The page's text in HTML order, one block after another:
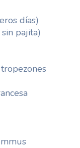
días)
pajita)